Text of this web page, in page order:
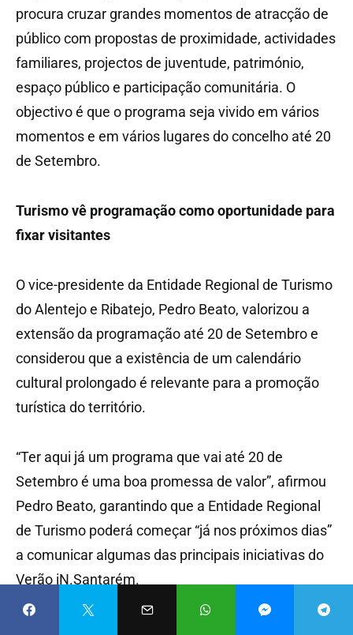
procura cruzar grandes momentos de atracção de
público com propostas de proximidade, actividades
familiares, projectos de juventude, património,
espaço público e participação comunitária. O
objectivo é que o programa seja vivido em vários
momentos e em vários lugares do concelho até 20
de Setembro.
Turismo vê programação como oportunidade para
fixar visitantes
O vice-presidente da Entidade Regional de Turismo
do Alentejo e Ribatejo, Pedro Beato, valorizou a
extensão da programação até 20 de Setembro e
considerou que a existência de um calendário
cultural prolongado é relevante para a promoção
turística do território.
“Ter aqui já um programa que vai até 20 de
Setembro é uma boa promessa de valor”, afirmou
Pedro Beato, garantindo que a Entidade Regional
de Turismo poderá começar “já nos próximos dias”
a comunicar algumas das principais iniciativas do
Verão iN.Santarém.